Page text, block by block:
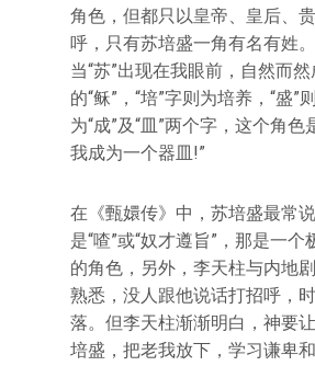
角色，但都只以皇帝、皇后、
呼，只有苏培盛一角有名有姓
当“苏”出现在我眼前，自然而
的“稣”，“培”字则为培养，“盛”
为“成”及“皿”两个字，这个角色
我成为一个器皿!”
在《甄嬛传》中，苏培盛最常
是“喳”或“奴才遵旨”，那是一
的角色，另外，李天柱与内地
熟悉，没人跟他说话打招呼，
落。但李天柱渐渐明白，神要
培盛，把老我放下，学习谦卑